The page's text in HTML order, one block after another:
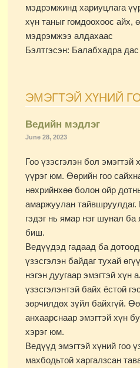
мэдрэмжинд хариуцлага
хүн таныг гомдоохоос айх,
мэдрэмжээ алдахаас
Бэлтгэсэн: Балабхадра дас
ЭМЭГТЭЙ ХҮНИЙ
Ведийн мэдлэг
June 28, 2023
Гоо үзэсгэлэн бол
үүрэг юм. Өөрийн гоо
нөхрийнхөө болон ойр
амаржуулан тайвшруулдаг.
гэдэг нь ямар нэг шунал ба
биш.
Ведүүдэд гадаад ба дотоод
үзэсгэлэн байдаг тухай
нэгэн дуугаар эмэгтэй хүн
үзэсгэлэнтэй байх ёстой
зөрчилдөх зүйл байхгүй.
анхаарснаар эмэгтэй хүн
хэрэг юм.
Ведүүд эмэгтэй хүний гоо
махбодьтой харгалзсан